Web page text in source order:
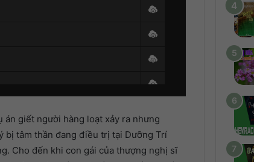
án giết người hàng loạt xảy ra nhưng
bị tâm thần đang điều trị tại Dưỡng Trí
Cho đến khi con gái của thượng nghị sĩ